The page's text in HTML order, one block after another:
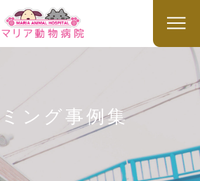
ミング事例集